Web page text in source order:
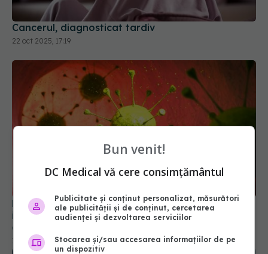
Cancerul, diagnosticat tardiv
22 oct 2025, 17:19
Bacteriile programate genetic, noua armă
împotriva cancerului? Cercetătorii le învață să
găsească și să atace doar tumorile
17 iul 2026, 12:40
Bun venit!
DC Medical vă cere consimțământul
Publicitate și conținut personalizat, măsurători
ale publicității și de conținut, cercetarea
audienței și dezvoltarea serviciilor
Stocarea și/sau accesarea informațiilor de pe
un dispozitiv